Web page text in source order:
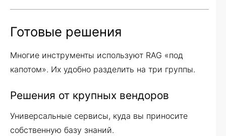
Готовые решения
Многие инструменты используют RAG «под
капотом». Их удобно разделить на три группы.
Решения от крупных вендоров
Универсальные сервисы, куда вы приносите
собственную базу знаний.